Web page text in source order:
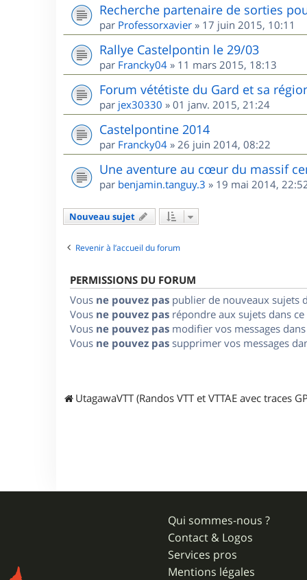
Recherche partenaire de sorties
par Professorxavier » 17 juin 2015, 10:11
Rallye Castelpontin le 29/03
par Francky04 » 11 mars 2015, 18:13
Forum vététiste du Gard et sa
par jex30330 » 01 janv. 2015, 21:24
Castelpontine 2014
par Francky04 » 26 juin 2014, 08:22
Une aventure au cœur du massif
par benjamin.tanguy.3 » 19 mai 2014,
Nouveau sujet
Revenir à l’accueil du forum
PERMISSIONS DU FORUM
Vous ne pouvez pas publier de nouveaux sujets
Vous ne pouvez pas répondre aux sujets dans
Vous ne pouvez pas modifier vos messages
Vous ne pouvez pas supprimer vos messages
UtagawaVTT (Randos VTT et VTTAE avec traces
Qui sommes-nous ?
Contact & Logos
Services pros
Mentions légales